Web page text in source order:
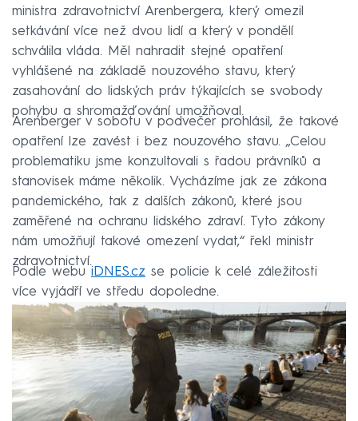
ministra zdravotnictví Arenbergera, který omezil
setkávání více než dvou lidí a který v pondělí
schválila vláda. Měl nahradit stejné opatření
vyhlášené na základě nouzového stavu, který
zasahování do lidských práv týkajících se svobody
pohybu a shromažďování umožňoval.
Arenberger v sobotu v podvečer prohlásil, že takové
opatření lze zavést i bez nouzového stavu. „Celou
problematiku jsme konzultovali s řadou právníků a
stanovisek máme několik. Vycházíme jak ze zákona
pandemického, tak z dalších zákonů, které jsou
zaměřené na ochranu lidského zdraví. Tyto zákony
nám umožňují takové omezení vydat,“ řekl ministr
zdravotnictví.
Podle webu iDNES.cz se policie k celé záležitosti
více vyjádří ve středu dopoledne.